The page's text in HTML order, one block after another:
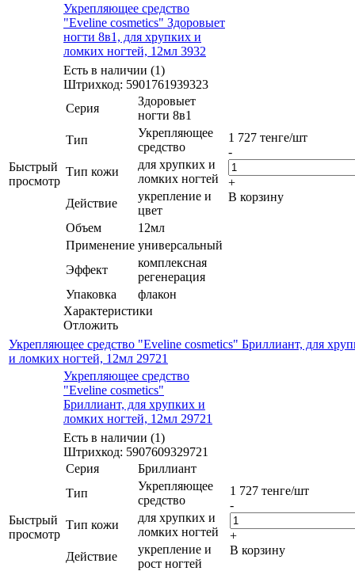
Быстрый
просмотр
Укрепляющее средство
"Eveline cosmetics" Здоровыет
ногти 8в1, для хрупких и
ломких ногтей, 12мл 3932
Есть в наличии (1)
Штрихкод: 5901761939323
Серия
Здоровыет
ногти 8в1
Тип
Укрепляющее
средство
Тип кожи
для хрупких и
ломких ногтей
Действие
укрепление и
цвет
Объем
12мл
Применение универсальный
Эффект
комплексная
регенерация
Упаковка
флакон
Характеристики
Отложить
1 727 тенге/шт
-
+
В корзину
Укрепляющее средство "Eveline cosmetics" Бриллиант, для
и ломких ногтей, 12мл 29721
Быстрый
просмотр
Укрепляющее средство
"Eveline cosmetics"
Бриллиант, для хрупких и
ломких ногтей, 12мл 29721
Есть в наличии (1)
Штрихкод: 5907609329721
Серия
Бриллиант
Тип
Укрепляющее
средство
Тип кожи
для хрупких и
ломких ногтей
Действие
укрепление и
рост ногтей
1 727 тенге/шт
-
+
В корзину